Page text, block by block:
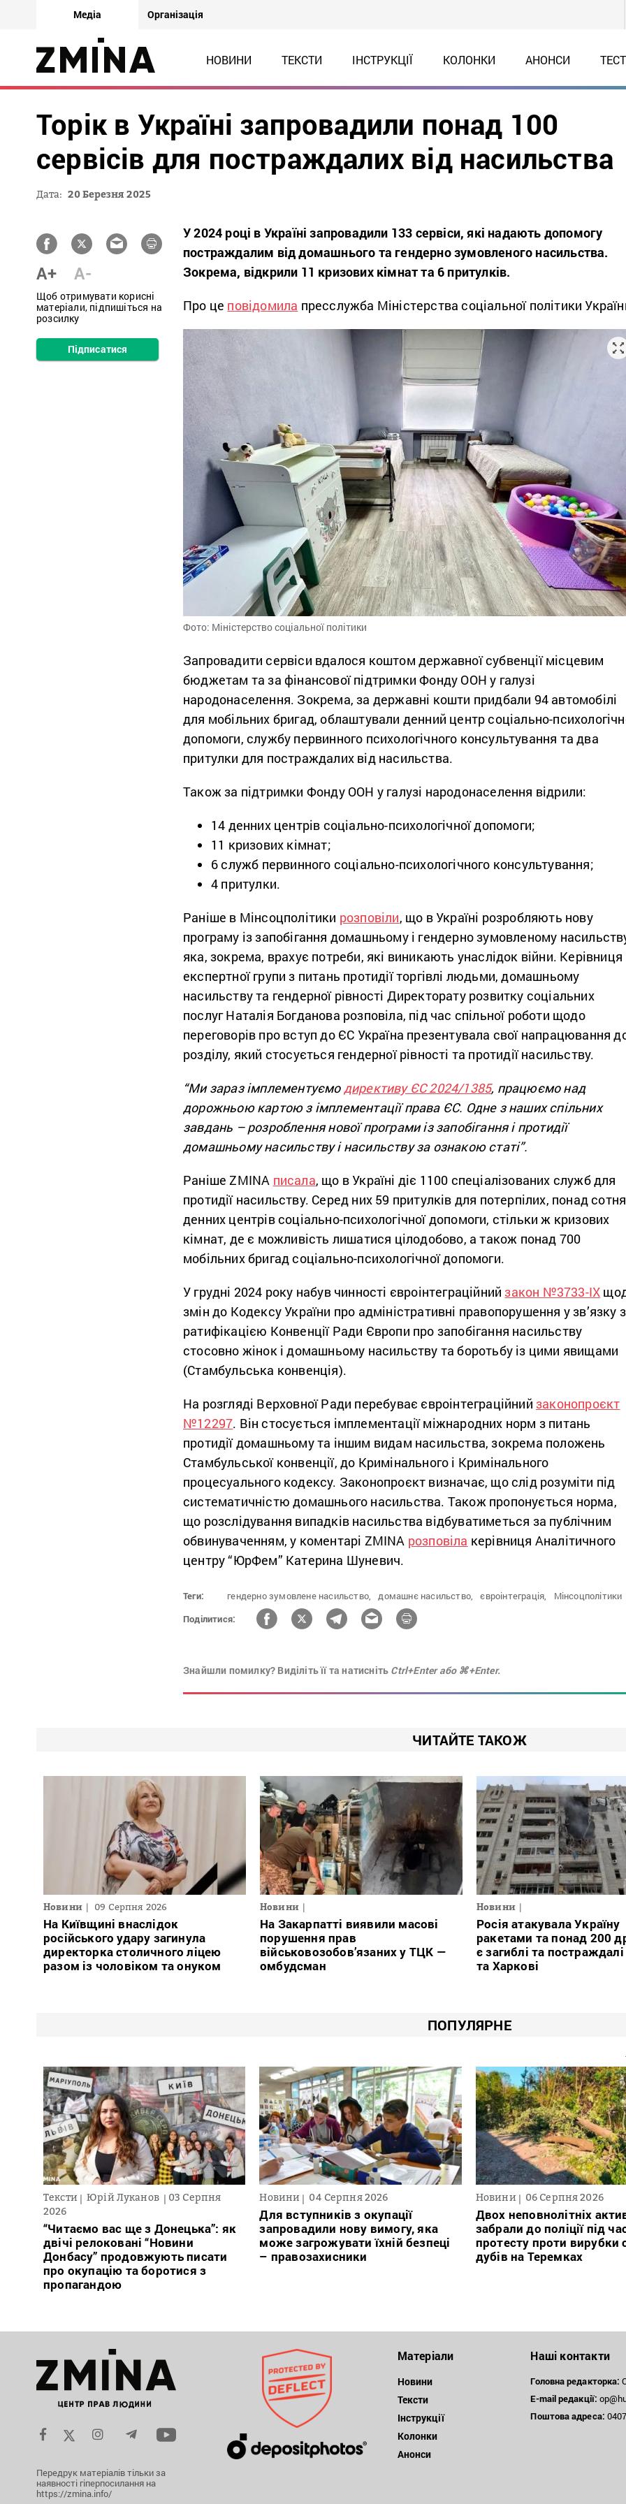
Медіа Організація
НОВИНИ ТЕКСТИ ІНСТРУКЦІЇ КОЛОНКИ АНОНСИ
Торік в Україні запровадили понад 100
сервісів для постраждалих від насильства
Дата: 20 Березня 2025
A+ A-
Щоб отримувати корисні
матеріали, підпишіться на
розсилку
Підписатися
У 2024 році в Україні запровадили 133 сервіси, які надають допомогу
постраждалим від домашнього та гендерно зумовленого насильства.
Зокрема, відкрили 11 кризових кімнат та 6 притулків.
Про це повідомила пресслужба Міністерства соціальної політики
Фото: Міністерство соціальної політики
Запровадити сервіси вдалося коштом державної субвенції місцевим
бюджетам та за фінансової підтримки Фонду ООН у галузі
народонаселення. Зокрема, за державні кошти придбали 94 автомобілі
для мобільних бригад, облаштували денний центр соціально-
допомоги, службу первинного психологічного консультування та два
притулки для постраждалих від насильства.
Також за підтримки Фонду ООН у галузі народонаселення відрили:
14 денних центрів соціально-психологічної допомоги;
11 кризових кімнат;
6 служб первинного соціально-психологічного консультування;
4 притулки.
Раніше в Мінсоцполітики розповіли, що в Україні розробляють нову
програму із запобігання домашньому і гендерно зумовленому
яка, зокрема, врахує потреби, які виникають унаслідок війни. Керівниця
експертної групи з питань протидії торгівлі людьми, домашньому
насильству та гендерної рівності Директорату розвитку соціальних
послуг Наталія Богданова розповіла, під час спільної роботи щодо
переговорів про вступ до ЄС Україна презентувала свої напрацювання
розділу, який стосується гендерної рівності та протидії насильству.
“Ми зараз імплементуємодирективу ЄС 2024/1385, працюємо над
дорожньою картою з імплементації права ЄС. Одне з наших спільних
завдань – розроблення нової програми із запобігання і протидії
домашньому насильству і насильству за ознакою статі”.
Раніше ZMINA писала, що в Україні діє 1100 спеціалізованих служб для
протидії насильству. Серед них 59 притулків для потерпілих, понад сотня
денних центрів соціально-психологічної допомоги, стільки ж кризових
кімнат, де є можливість лишатися цілодобово, а також понад 700
мобільних бригад соціально-психологічної допомоги.
У грудні 2024 року набув чинності євроінтеграційнийзакон №3733-IX
змін до Кодексу України про адміністративні правопорушення у зв’язку з
ратифікацією Конвенції Ради Європи про запобігання насильству
стосовно жінок i домашньому насильству та боротьбу із цими явищами
(Стамбульська конвенція).
На розгляді Верховної Ради перебуває євроінтеграційнийзаконопроєкт
№12297. Він стосується імплементації міжнародних норм з питань
протидії домашньому та іншим видам насильства, зокрема положень
Стамбульської конвенції, до Кримінального і Кримінального
процесуального кодексу. Законопроєкт визначає, що слід розуміти під
систематичністю домашнього насильства. Також пропонується норма,
що розслідування випадків насильства відбуватиметься за публічним
обвинуваченням, у коментарі ZMINA розповіла керівниця Аналітичного
центру “ЮрФем” Катерина Шуневич.
Теги: гендерно зумовлене насильство, домашнє насильство, євроінтеграція,
Мінсоцполітики
Поділитися:
Знайшли помилку? Виділіть її та натисніть Ctrl+Enter або ⌘+Enter.
ЧИТАЙТЕ ТАКОЖ
Новини 09 Серпня 2026
На Київщині внаслідок
російського удару загинула
директорка столичного ліцею
разом із чоловіком та онуком
Новини
На Закарпатті виявили масові
порушення прав
військовозобов’язаних у ТЦК —
омбудсман
Новини
Росія атакувала Україну
ракетами та понад 200
є загиблі та
та Харкові
ПОПУЛЯРНЕ
Тексти Юрій Луканов
03 Серпня
2026
“Читаємо вас ще з Донецька”: як
двічі релоковані “Новини
Донбасу” продовжують писати
про окупацію та боротися з
пропагандою
Новини 04 Серпня 2026
Для вступників з окупації
запровадили нову вимогу, яка
може загрожувати їхній безпеці
– правозахисники
Новини 06 Серпня 2026
Двох неповнолітніх
забрали до поліції під
протесту проти вирубки
дубів на Теремках
Передрук матеріалів тільки за
наявності гіперпосилання на
https://zmina.info/
Матеріали
Новини
Тексти
Інструкції
Колонки
Анонси
Наші контакти
Головна редакторка:
E-mail редакції:
Поштоваадреса: